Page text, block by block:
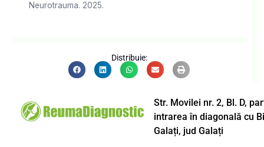
Neurotrauma. 2025.
Distribuie:
Str. Movilei nr. 2, Bl. D,
intrarea în diagonală cu
Galați, jud Galați